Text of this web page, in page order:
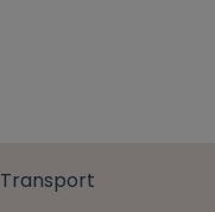
Transport